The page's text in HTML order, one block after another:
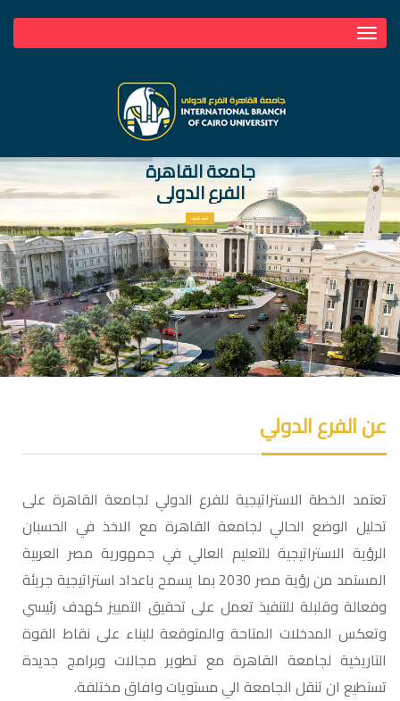
navigation
جامعة القاهرة
الفرع الدولي
أعرف المزيد
عن الفرع الدولي
تعتمد الخطة الاستراتيجية للفرع الدولي لجامعة القاهرة على
تحليل الوضع الحالي لجامعة القاهرة مع الاخذ في الحسبان
الرؤية الاستراتيجية للتعليم العالي في جمهورية مصر العربية
المستمد من رؤية مصر 2030 بما يسمح باعداد استراتيجية جريئة
وفعالة وقلبلة للتنفيذ تعمل على تحقيق التمييز كهدف رئيسي
وتعكس المدخلات المتاحة والمتوقعة للبناء على نقاط القوة
التاريخية لجامعة القاهرة مع تطوير مجالات وبرامج جديدة
تستطيع ان تنقل الجامعة الي مستويات وافاق مختلفة.